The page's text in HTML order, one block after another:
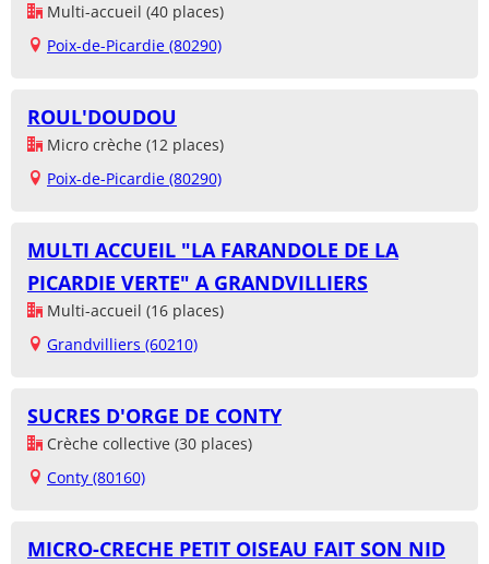
Multi-accueil (40 places)
Poix-de-Picardie (80290)
ROUL'DOUDOU
Micro crèche (12 places)
Poix-de-Picardie (80290)
MULTI ACCUEIL "LA FARANDOLE DE LA
PICARDIE VERTE" A GRANDVILLIERS
Multi-accueil (16 places)
Grandvilliers (60210)
SUCRES D'ORGE DE CONTY
Crèche collective (30 places)
Conty (80160)
MICRO-CRECHE PETIT OISEAU FAIT SON NID